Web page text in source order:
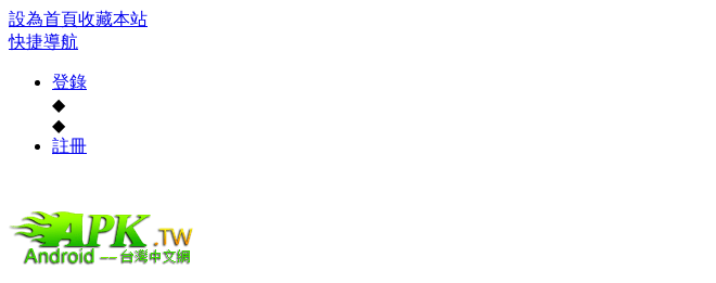
設為首頁收藏本站
快捷導航
登錄
◆
◆
註冊